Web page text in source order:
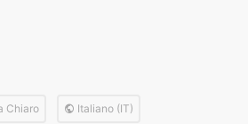
Chiaro Italiano (IT)